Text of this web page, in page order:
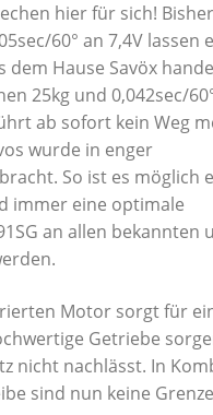
hier für sich! Bisher
60° an 7,4V lassen
Hause Savöx
25kg und 0,042sec/
ab sofort kein Weg
wurde in enger
So ist es möglich
immer eine optimale
an allen bekannten
Motor sorgt für
Getriebe
nicht nachlässt. In
sind nun keine